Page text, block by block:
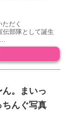
だく
伝部隊として誕生
。まいっ
ちんぐ写真